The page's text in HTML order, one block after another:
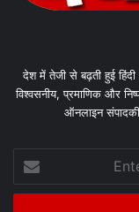
देश में तेजी से बढ़ती हुई
विश्वसनीय, प्रमाणिक और
ऑनलाइन
your
Email